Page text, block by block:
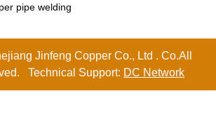
pipe welding
Jinfeng Copper Co., Ltd . Co.All
Technical Support: DC Network